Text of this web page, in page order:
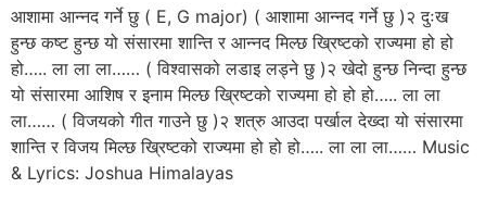
आशामा आन्नद गर्ने छु ( E, G major) ( आशामा आन्नद गर्ने छु )२ दुःख
हुन्छ कष्ट हुन्छ यो संसारमा शान्ति र आन्नद मिल्छ ख्रिष्टको राज्यमा हो हो
हो….. ला ला ला…… ( विश्वासको लडाइ लड्ने छु )२ खेदो हुन्छ निन्दा हुन्छ
यो संसारमा आशिष र इनाम मिल्छ ख्रिष्टको राज्यमा हो हो हो….. ला ला
ला…… ( विजयको गीत गाउने छु )२ शत्रु आउदा पर्खाल देख्दा यो संसारमा
शान्ति र विजय मिल्छ ख्रिष्टको राज्यमा हो हो हो….. ला ला ला…… Music
& Lyrics: Joshua Himalayas